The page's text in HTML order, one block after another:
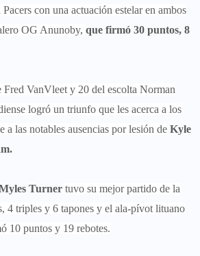
con una actuación estelar en ambos
OG Anunoby, que firmó 30 puntos, 8
Fred VanVleet y 20 del escolta Norman
logró un triunfo que les acerca a los
a las notables ausencias por lesión de Kyle
Turner tuvo su mejor partido de la
4 triples y 6 tapones y el ala-pívot lituano
10 puntos y 19 rebotes.